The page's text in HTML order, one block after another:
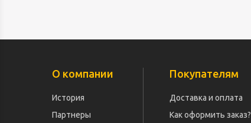
О компании
История
Партнеры
Покупателям
Доставка и оплата
Как оформить заказ?